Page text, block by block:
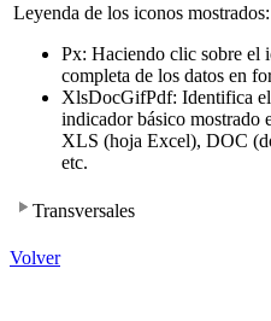
Leyenda de los iconos mostrados:
Px: Haciendo clic sobre el
completa de los datos en
XlsDocGifPdf: Identifica
indicador básico mostrado
XLS (hoja Excel), DOC
etc.
Transversales
Volver